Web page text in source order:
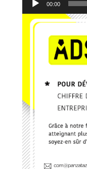
00:00